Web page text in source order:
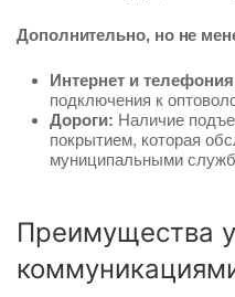
Дополнительно, но не
Интернет и
подключения к
Дороги: Наличие
покрытием, которая
муниципальными
Преимущества